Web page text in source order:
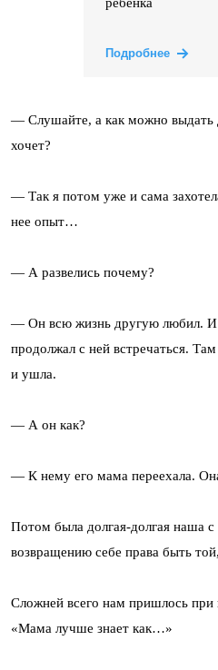
Подробнее
— Слушайте, а как можно выдать
хочет?
— Так я потом уже и сама
нее опыт…
— А развелись почему?
— Он всю жизнь другую любил. И
продолжал с ней встречаться.
и ушла.
— А он как?
— К нему его мама переехала.
Потом была долгая-долгая наша с
возвращению себе права быть
Сложней всего нам пришлось при
«Мама лучше знает как…»